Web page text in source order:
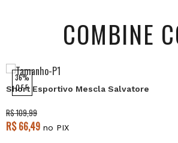
COMBINE
36%
OFF
Short Esportivo Mescla Salvatore
R$ 109,99
R$ 66,49 no PIX